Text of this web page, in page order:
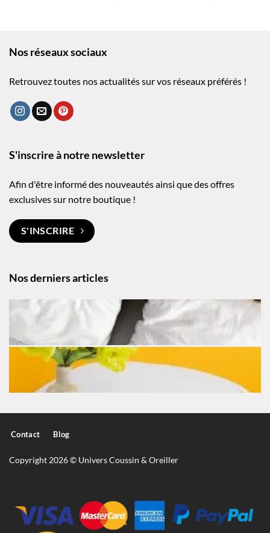
Nos réseaux sociaux
Retrouvez toutes nos actualités sur vos réseaux préférés !
Nos derniers articles
S'inscrire à notre newsletter
Afin d'être informé des nouveautés ainsi que des offres
exclusives sur notre boutique !
S'INSCRIRE
Contact Blog
Copyright 2026 © Univers Coussin & Oreiller